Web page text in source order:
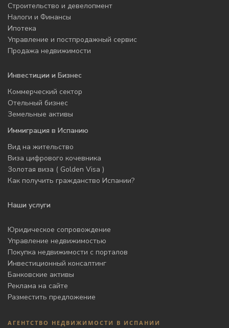
Строительство и девелопмент
Налоги и Финансы
Ипотека
Управление и постпродажный сервис
Продажа недвижимости
Инвестиции и Бизнес
Коммерческий сектор
Отельный бизнес
Земельные активы
Иммиграция в Испанию
Вид на жительство
Виза цифрового кочевника
Золотая виза ( Golden Visa )
Как получить гражданство Испании?
Наши услуги
Юридическое сопровождение
Управление недвижимостью
Покупка недвижимости с порталов
Инвестиционный консалтинг
Банковские активы
Реклама на сайте
Разместить предложение
АГЕНТСТВО НЕДВИЖИМОСТИ В ИСПАНИИ